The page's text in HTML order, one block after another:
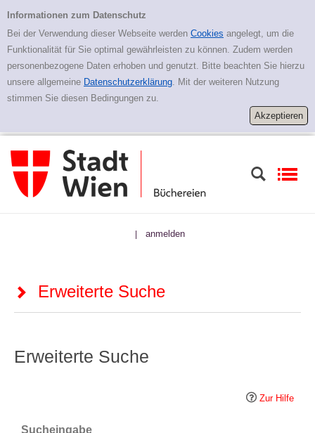
Erweiterte Suche
Informationen zum Datenschutz
Bei der Verwendung dieser Webseite werden Cookies angelegt, um die
Funktionalität für Sie optimal gewährleisten zu können. Zudem werden
personenbezogene Daten erhoben und genutzt. Bitte beachten Sie hierzu
unsere allgemeine Datenschutzerklärung. Mit der weiteren Nutzung
stimmen Sie diesen Bedingungen zu.
| anmelden
Erweiterte Suche
Erweiterte Suche
Zur Hilfe
Sucheingabe